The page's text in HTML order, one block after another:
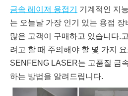
금속 레이저 용접기
기계적인 지
는 오늘날 가장 인기 있는 용접 장
많은 고객이 구매하고 있습니다.
려고 할 때 주의해야 할 몇 가지
SENFENG LASER는 고품질 금
하는 방법을 알려드립니다.